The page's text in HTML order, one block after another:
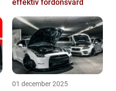
effektiv fordonsvård
01 december 2025